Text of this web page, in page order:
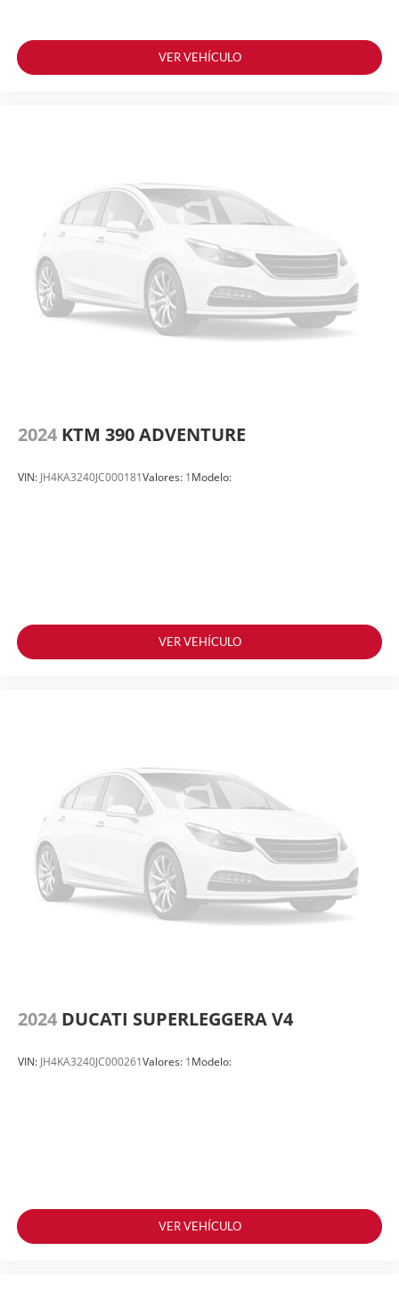
VER VEHÍCULO
2024 KTM 390 ADVENTURE
VIN: JH4KA3240JC000181Valores: 1Modelo:
VER VEHÍCULO
2024 DUCATI SUPERLEGGERA V4
VIN: JH4KA3240JC000261Valores: 1Modelo:
VER VEHÍCULO